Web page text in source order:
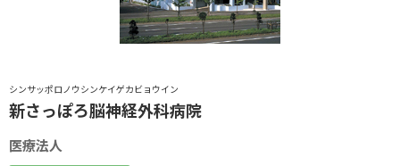
シンサッポロノウシンケイゲカビョウイン
新さっぽろ脳神経外科病院
医療法人